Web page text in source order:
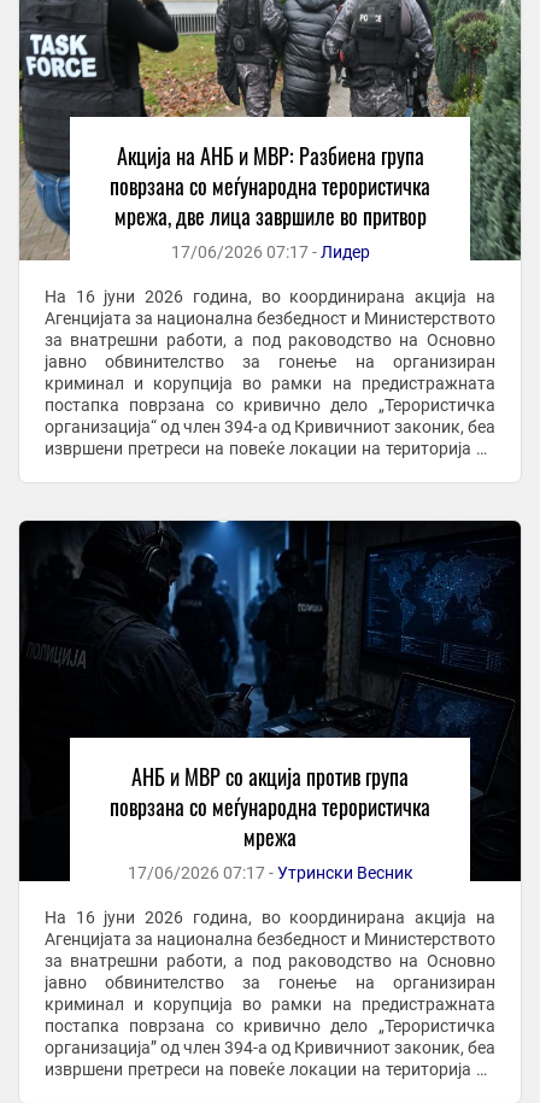
Акција на АНБ и МВР: Разбиена група
поврзана со меѓународна терористичка
мрежа, две лица завршиле во притвор
17/06/2026 07:17 - Лидер
На 16 јуни 2026 година, во координирана акција на
Агенцијата за национална безбедност и Министерството
за внатрешни работи, а под раководство на Основно
јавно обвинителство за гонење на организиран
криминал и корупција во рамки на предистражната
постапка поврзана со кривично дело „Терористичка
организација“ од член 394-а од Кривичниот законик, беа
извршени претреси на повеќе локации на територија на
АНБ и МВР со акција против група
поврзана со меѓународна терористичка
мрежа
17/06/2026 07:17 -Утрински Весник
На 16 јуни 2026 година, во координирана акција на
Агенцијата за национална безбедност и Министерството
за внатрешни работи, а под раководство на Основно
јавно обвинителство за гонење на организиран
криминал и корупција во рамки на предистражната
постапка поврзана со кривично дело „Терористичка
организација” од член 394-а од Кривичниот законик, беа
извршени претреси на повеќе локации на територија на